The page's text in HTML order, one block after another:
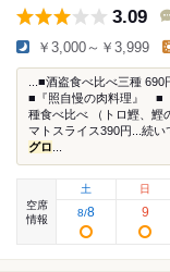
3.09
￥3,000～￥3,999
...■酒盗食べ比べ三種
■『照自慢の肉料理』 ■
種食べ比べ （トロ鰹、鰹
マトスライス390円...続い
グロ
空席
情報
土
8/8
日
9